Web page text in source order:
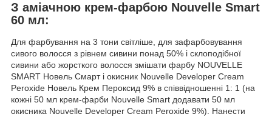
З аміачною крем-фарбою Nouvelle Smart
60 мл:
Для фарбування на 3 тони світліше, для зафарбовування
сивого волосся з рівнем сивини понад 50% і склоподібної
сивини або жорсткого волосся змішати фарбу NOUVELLE
SMART Новель Смарт і окисник Nouvelle Developer Cream
Peroxide Новель Крем Пероксид 9% в співвідношенні 1: 1 (на
кожні 50 мл крем-фарби Nouvelle Smart додавати 50 мл
окисника Nouvelle Developer Cream Peroxide 9%). Нанести